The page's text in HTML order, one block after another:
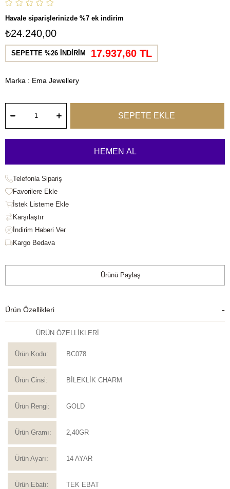
Havale siparişlerinizde %7 ek indirim
₺24.240,00
SEPETTE %26 İNDİRİM 17.937,60 TL
Marka : Ema Jewellery
Telefonla Sipariş
Favorilere Ekle
İstek Listeme Ekle
Karşılaştır
Kargo Bedava
Ürünü Paylaş
Ürün Özellikleri
ÜRÜN ÖZELLİKLERİ
Ürün Kodu: BC078
Ürün Cinsi: BİLEKLİK CHARM
Ürün Rengi: GOLD
Ürün Gramı: 2,40GR
Ürün Ayarı: 14 AYAR
Ürün Ebatı: TEK EBAT